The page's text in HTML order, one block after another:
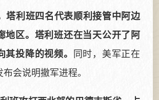
塔利班四名代表顺利接管中阿边
地区。塔利班还在当天公开了阿
投降的视频。 同时，美军正在
会说明撤军进程。